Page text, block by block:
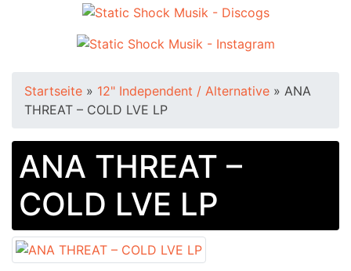
Startseite » 12" Independent / Alternative » ANA
THREAT – COLD LVE LP
ANA THREAT –
COLD LVE LP